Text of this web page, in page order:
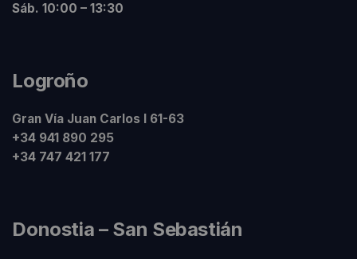
Sáb. 10:00 – 13:30
Logroño
Gran Vía Juan Carlos I 61-63
+34 941 890 295
+34 747 421 177
Donostia – San Sebastián